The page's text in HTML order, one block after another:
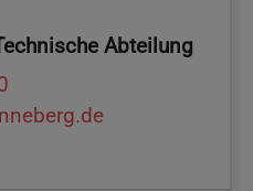
Abteilung